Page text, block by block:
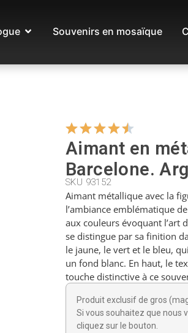
Souvenirs en mosaïque
Aimant en
Barcelone.
SKU 93152
Aimant métallique avec la
l’ambiance emblématique
aux couleurs évoquant l’art
se distingue par sa finition
le jaune, le vert et le bleu,
un fond blanc. En haut, le
touche distinctive à ce
Produit exclusif de gros
Si vous souhaitez que nous
cliquez sur le bouton.